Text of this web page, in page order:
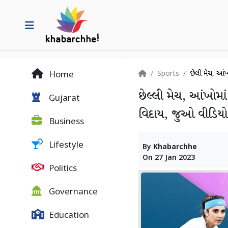
Home
Gujarat
Business
Lifestyle
Politics
Governance
Education
Sports છેલ્લી મેચ,
છેલ્લી મેચ, આંખોમાં
વિદાય, જુઓ વીડિયો
By Khabarchhe
On 27 Jan 2023